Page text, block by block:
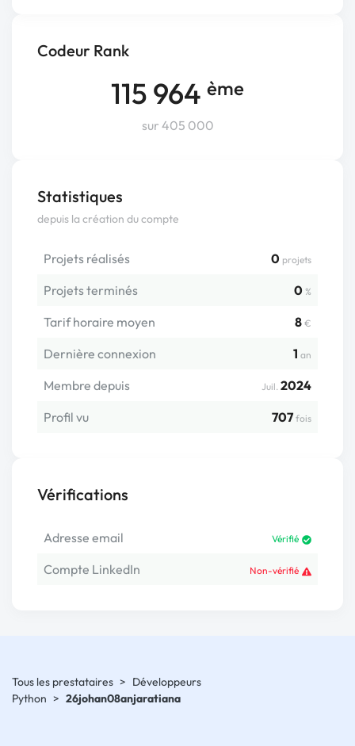
Codeur Rank
115 964 ème
sur 405 000
Statistiques
depuis la création du compte
Projets réalisés 0 projets
Projets terminés 0 %
Tarif horaire moyen 8 €
Dernière connexion 1 an
Membre depuis Juil. 2024
Profil vu
707 fois
Vérifications
Adresse email Vérifié
Compte LinkedIn Non-vérifié
Tous les prestataires > Développeurs
Python > 26johan08anjaratiana